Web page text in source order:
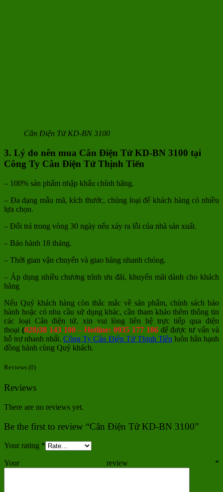
Cân Điện Tử KD-BN 3100
3. Lý do nên mua Cân Điện Tử KD-BN 3100 tại
Công Ty Cân Điện Tử Thịnh Tiến
– 100% sản phẩm nhập khẩu chính hãng.
– Đa dạng mẫu mã, kích thước, chủng loại để khách hàng có nhiều
lựa chọn.
– Đổi trả trong vòng 30 ngày nếu xảy ra lỗi của nhà sản xuất.
– Bảo hành 18 tháng.
– Thời gian vận chuyển và giao hàng nhanh chóng.
– Áp dụng nhiều chương trình ưu đãi, khuyến mãi dành cho khách
hàng
Nếu Quý khách hàng còn thắc mắc về sản phẩm, chính sách bảo
hành hoặc có nhu cầu sử dụng khác, cần tham khảo thêm thông tin
các loại Cân điện tử, xin vui lòng liên hệ trực tiếp qua điện
thoại (028)38 143 100 – Hotline: 0935 177 186để được tư vấn và
hỗ trợ nhanh nhất.Công Ty Cân Điện Tử Thịnh Tiến luôn hân hạnh
đồng hành cùng Quý khách.
Reviews (0)
Reviews
There are no reviews yet.
Be the first to review “Cân Điện Tử KD-BN 3100”
Your rating *
Your review *